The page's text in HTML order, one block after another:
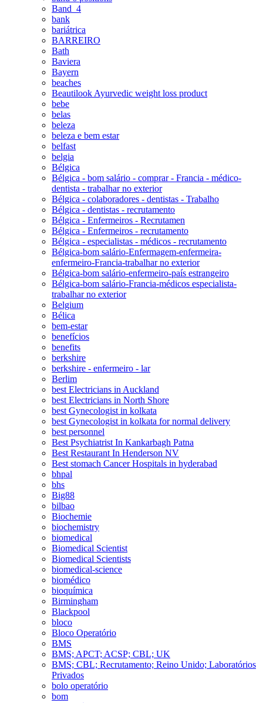
Band_4
bank
bariátrica
BARREIRO
Bath
Baviera
Bayern
beaches
Beautilook Ayurvedic weight loss product
bebe
belas
beleza
beleza e bem estar
belfast
belgia
Bélgica
Bélgica - bom salário - comprar - Francia - médico-
dentista - trabalhar no exterior
Bélgica - colaboradores - dentistas - Trabalho
Bélgica - dentistas - recrutamento
Bélgica - Enfermeiros - Recrutamen
Bélgica - Enfermeiros - recrutamento
Bélgica - especialistas - médicos - recrutamento
Bélgica-bom salário-Enfermagem-enfermeira-
enfermeiro-Francia-trabalhar no exterior
Bélgica-bom salário-enfermeiro-país estrangeiro
Bélgica-bom salário-Francia-médicos especialista-
trabalhar no exterior
Belgium
Bélica
bem-estar
benefícios
benefits
berkshire
berkshire - enfermeiro - lar
Berlim
best Electricians in Auckland
best Electricians in North Shore
best Gynecologist in kolkata
best Gynecologist in kolkata for normal delivery
best personnel
Best Psychiatrist In Kankarbagh Patna
Best Restaurant In Henderson NV
Best stomach Cancer Hospitals in hyderabad
bhpal
bhs
Big88
bilbao
Biochemie
biochemistry
biomedical
Biomedical Scientist
Biomedical Scientists
biomedical-science
biomédico
bioquímica
Birmingham
Blackpool
bloco
Bloco Operatório
BMS
BMS; APCT; ACSP; CBL; UK
BMS; CBL; Recrutamento; Reino Unido; Laboratórios
Privados
bolo operatório
bom